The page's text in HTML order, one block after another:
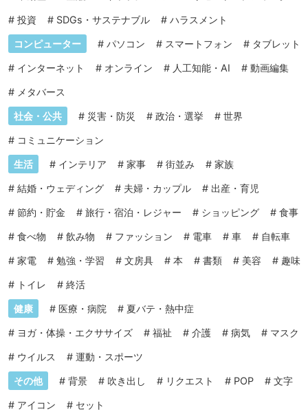
# 投資 # SDGs・サステナブル # ハラスメント
コンピューター # パソコン # スマートフォン # タブレット
# インターネット # オンライン # 人工知能・AI # 動画編集
# メタバース
社会・公共 # 災害・防災 # 政治・選挙 # 世界
# コミュニケーション
生活 # インテリア # 家事 # 街並み # 家族
# 結婚・ウェディング # 夫婦・カップル # 出産・育児
# 節約・貯金 # 旅行・宿泊・レジャー # ショッピング # 食事
# 食べ物 # 飲み物 # ファッション # 電車 # 車 # 自転車
# 家電 # 勉強・学習 # 文房具 # 本 # 書類 # 美容 # 趣味
# トイレ # 終活
健康 # 医療・病院 # 夏バテ・熱中症
# ヨガ・体操・エクササイズ # 福祉 # 介護 # 病気 # マスク
# ウイルス # 運動・スポーツ
その他 # 背景 # 吹き出し # リクエスト # POP # 文字
# アイコン # セット